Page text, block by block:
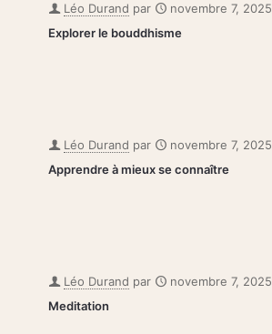
Léo Durand par
novembre 7, 2025
Explorer le bouddhisme
Léo Durand par
novembre 7, 2025
Apprendre à mieux se connaître
Léo Durand par
novembre 7, 2025
Meditation